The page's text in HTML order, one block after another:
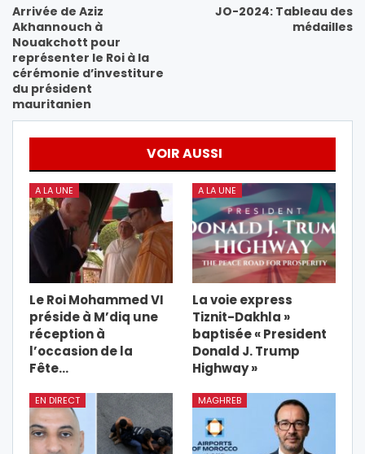
Arrivée de Aziz
Akhannouch à
Nouakchott pour
représenter le Roi à la
cérémonie d’investiture
du président
mauritanien
JO-2024: Tableau des
médailles
VOIR AUSSI
A LA UNE
Le Roi Mohammed VI
préside à M’diq une
réception à
l’occasion de la
Fête…
A LA UNE
La voie express
Tiznit-Dakhla »
baptisée « President
Donald J. Trump
Highway »
EN DIRECT MAGHREB